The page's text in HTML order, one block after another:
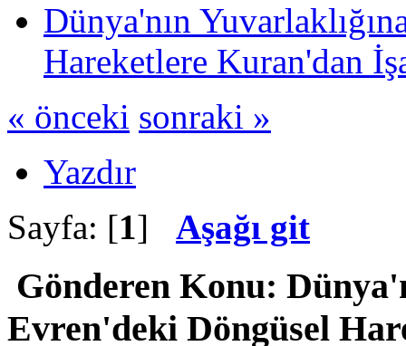
Dünya'nın
Hareketlere Kuran'dan
« önceki sonraki »
Yazdır
Sayfa: [1] Aşağı git
Gönderen Konu:
Evren'deki Döngüsel